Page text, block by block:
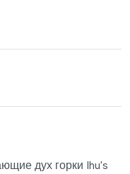
дух горки Ihu's